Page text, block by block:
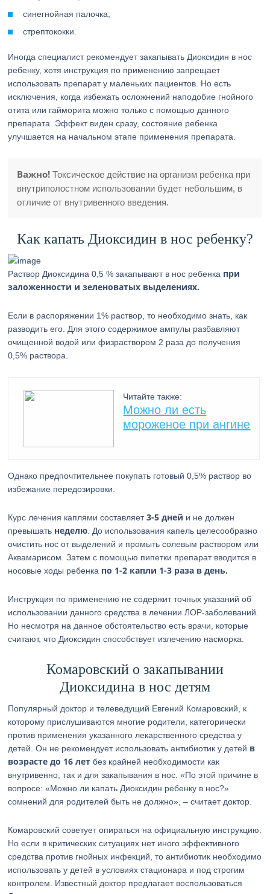
синегнойная палочка;
стрептококки.
Иногда специалист рекомендует закапывать Диоксидин в нос
ребенку, хотя инструкция по применению запрещает
использовать препарат у маленьких пациентов. Но есть
исключения, когда избежать осложнений наподобие гнойного
отита или гайморита можно только с помощью данного
препарата. Эффект виден сразу, состояние ребенка
улучшается на начальном этапе применения препарата.
Важно! Токсическое действие на организм ребенка при
внутриполостном использовании будет небольшим, в
отличие от внутривенного введения.
Как капать Диоксидин в нос ребенку?
Раствор Диоксидина 0,5 % закапывают в нос ребенка при
заложенности и зеленоватых выделениях.
Если в распоряжении 1% раствор, то необходимо знать, как
разводить его. Для этого содержимое ампулы разбавляют
очищенной водой или физраствором 2 раза до получения
0,5% раствора.
Читайте также:
Можно ли есть
мороженое при ангине
Однако предпочтительнее покупать готовый 0,5% раствор во
избежание передозировки.
Курс лечения каплями составляет3-5 дней и не должен
превышать неделю . До использования капель целесообразно
очистить нос от выделений и промыть солевым раствором или
Аквамарисом. Затем с помощью пипетки препарат вводится в
носовые ходы ребенка по 1-2 капли 1-3 раза в день.
Инструкция по применению не содержит точных указаний об
использовании данного средства в лечении ЛОР-заболеваний.
Но несмотря на данное обстоятельство есть врачи, которые
считают, что Диоксидин способствует излечению насморка.
Комаровский о закапывании
Диоксидина в нос детям
Популярный доктор и телеведущий Евгений Комаровский, к
которому прислушиваются многие родители, категорически
против применения указанного лекарственного средства у
детей. Он не рекомендует использовать антибиотик у детей в
возрасте до 16 лет без крайней необходимости как
внутривенно, так и для закапывания в нос. «По этой причине в
вопросе: «Можно ли капать Диоксидин ребенку в нос?»
сомнений для родителей быть не должно», – считает доктор.
Комаровский советует опираться на официальную инструкцию.
Но если в критических ситуациях нет иного эффективного
средства против гнойных инфекций, то антибиотик необходимо
использовать у детей в условиях стационара и под строгим
контролем. Известный доктор предлагает воспользоваться